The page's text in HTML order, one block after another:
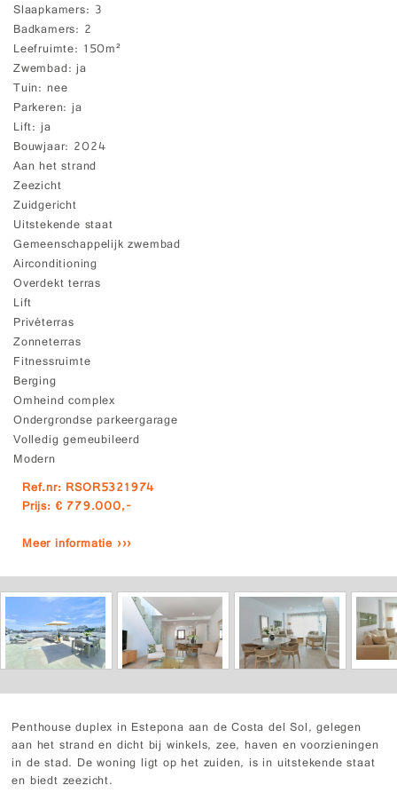
Slaapkamers 3
Badkamers 2
Leefruimte 150m²
Zwembad ja
Tuin nee
Parkeren ja
Lift ja
Bouwjaar 2024
Aan het strand
Zeezicht
Zuidgericht
Uitstekende staat
Gemeenschappelijk zwembad
Airconditioning
Overdekt terras
Lift
Privéterras
Zonneterras
Fitnessruimte
Berging
Omheind complex
Ondergrondse parkeergarage
Volledig gemeubileerd
Modern
Ref.nr: RSOR5321974
Prijs: € 779.000,-
Meer informatie ›››
Penthouse duplex in Estepona aan de Costa del Sol, gelegen
aan het strand en dicht bij winkels, zee, haven en voorzieningen
in de stad. De woning ligt op het zuiden, is in uitstekende staat
en biedt zeezicht.